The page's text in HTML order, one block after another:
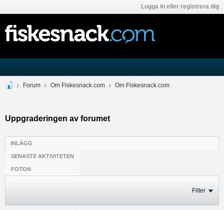
Logga in eller registrera dig
Forum Om Fiskesnack.com Om Fiskesnack.com
Uppgraderingen av forumet
INLÄGG
SENASTE AKTIVITETEN
FOTON
Filter